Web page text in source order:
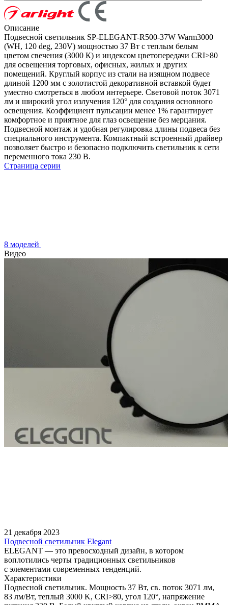
Описание
Подвесной светильник SP-ELEGANT-R500-37W Warm3000
(WH, 120 deg, 230V) мощностью 37 Вт с теплым белым
цветом свечения (3000 К) и индексом цветопередачи CRI>80
для освещения торговых, офисных, жилых и других
помещений. Круглый корпус из стали на изящном подвесе
длиной 1200 мм с золотистой декоративной вставкой будет
уместно смотреться в любом интерьере. Световой поток 3071
лм и широкий угол излучения 120° для создания основного
освещения. Коэффициент пульсации менее 1% гарантирует
комфортное и приятное для глаз освещение без мерцания.
Подвесной монтаж и удобная регулировка длины подвеса без
специального инструмента. Компактный встроенный драйвер
позволяет быстро и безопасно подключить светильник к сети
переменного тока 230 В.
Страница серии
8 моделей
Видео
21 декабря 2023
Подвесной светильник Elegant
ELEGANT — это превосходный дизайн, в котором
воплотились черты традиционных светильников
с элементами современных тенденций.
Характеристики
Подвесной светильник. Мощность 37 Вт, св. поток 3071 лм,
83 лм/Вт, теплый 3000 K, CRI>80, угол 120°, напряжение